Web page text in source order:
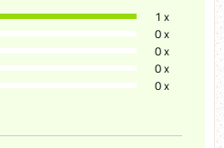
1 x
0 x
0 x
0 x
0 x